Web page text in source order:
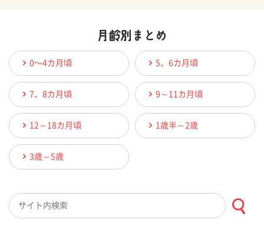
0〜4カ月頃 5、6カ月頃
7、8カ月頃 9～11カ月頃
12～18カ月頃 1歳半～2歳
3歳～5歳
検索キーワード入力